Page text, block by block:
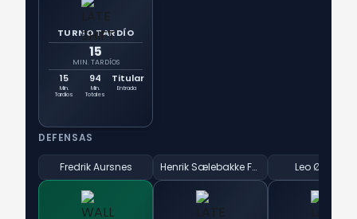
TURNO TARDÍO
15
MIN. TARDÍOS
15
Min.
Tardíos
94
Min.
Totales
Titular
Entrada
DEFENSAS
Fredrik Aursnes Henrik Sælebakke Falchener Leo Østigård